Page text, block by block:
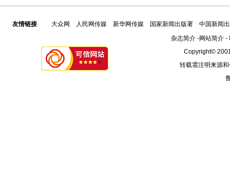
友情链接 大众网 人民网传媒 新华网传媒 国家新闻出版署
中国新闻
杂志简介-网站简介-
Copyright©
转载需注明来源